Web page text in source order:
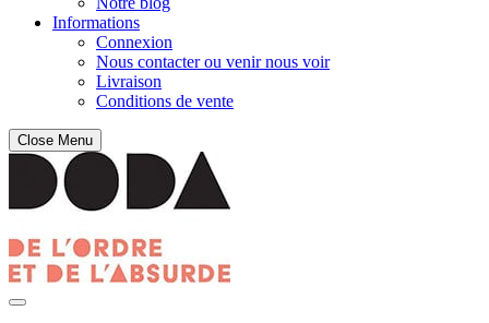
Informations
Connexion
Nous contacter ou venir nous voir
Livraison
Conditions de vente
Close Menu